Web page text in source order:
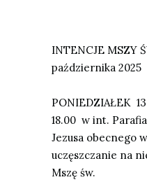
INTENCJE MSZY Ś
października 2025
PONIEDZIAŁEK 13
18.00 w int.
Jezusa obecnego
uczęszczanie na
Mszę św.